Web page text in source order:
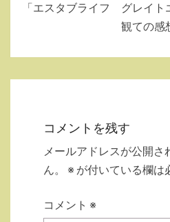
「エスタブライフ グレイト
観ての感
コメントを残す
メールアドレスが公開さ
ん。
※ が付いている欄は
コメント ※